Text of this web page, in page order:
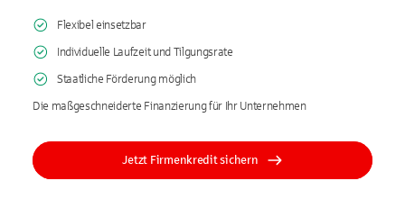
Flexibel einsetzbar
Individuelle Laufzeit und Tilgungsrate
Staatliche Förderung möglich
Die maßgeschneiderte Finanzierung für Ihr Unternehmen
Jetzt Firmenkredit sichern